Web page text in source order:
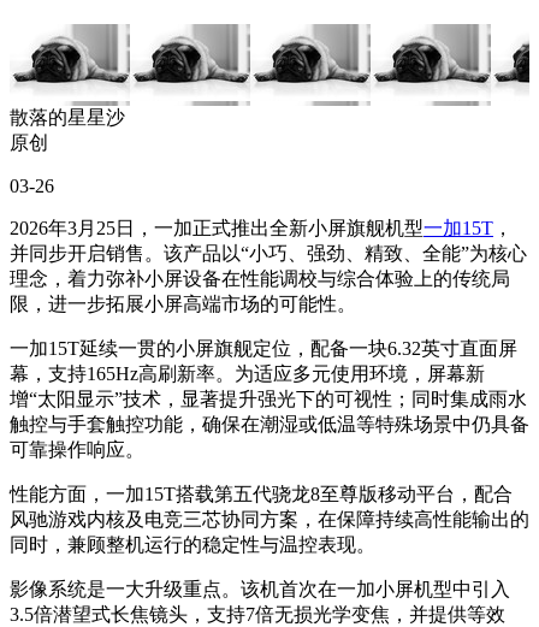
散落的星星沙
原创
03-26
2026年3月25日，一加正式推出全新小屏旗舰机型一加15T ，
并同步开启销售。该产品以“小巧、强劲、精致、全能”为核心
理念，着力弥补小屏设备在性能调校与综合体验上的传统局
限，进一步拓展小屏高端市场的可能性。
一加15T延续一贯的小屏旗舰定位，配备一块6.32英寸直面屏
幕，支持165Hz高刷新率。为适应多元使用环境，屏幕新
增“太阳显示”技术，显著提升强光下的可视性；同时集成雨水
触控与手套触控功能，确保在潮湿或低温等特殊场景中仍具备
可靠操作响应。
性能方面，一加15T搭载第五代骁龙8至尊版移动平台，配合
风驰游戏内核及电竞三芯协同方案，在保障持续高性能输出的
同时，兼顾整机运行的稳定性与温控表现。
影像系统是一大升级重点。该机首次在一加小屏机型中引入
3.5倍潜望式长焦镜头，支持7倍无损光学变焦，并提供等效